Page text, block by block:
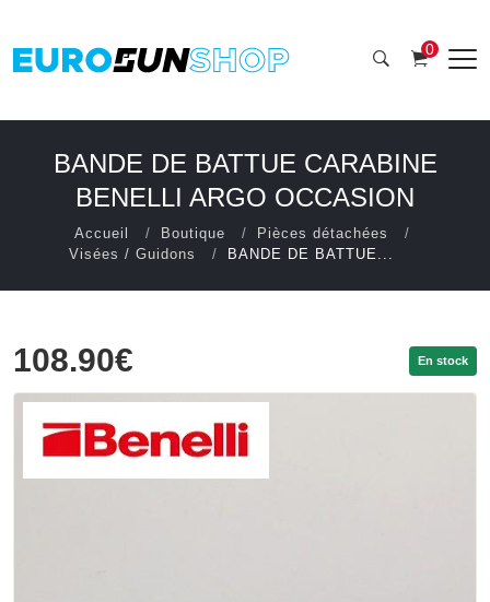
0
BANDE DE BATTUE CARABINE
BENELLI ARGO OCCASION
Accueil Boutique
Pièces détachées
Visées / Guidons
BANDE DE BATTUE...
108.90€ En stock